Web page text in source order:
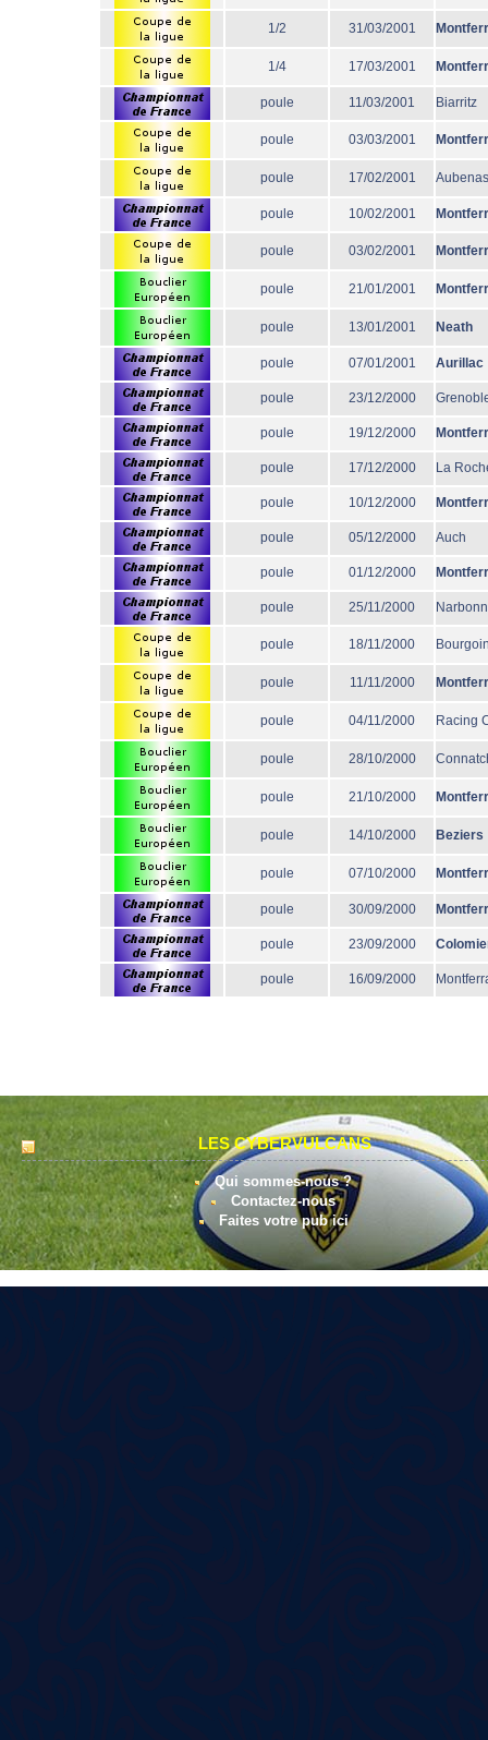
1/2 31/03/2001
1/4 17/03/2001
poule 11/03/2001 Biarritz
poule 03/03/2001
poule 17/02/2001 Aubenas
poule 10/02/2001
poule 03/02/2001
poule 21/01/2001
poule 13/01/2001 Neath
poule 07/01/2001 Aurillac
poule 23/12/2000
poule 19/12/2000
poule 17/12/2000 La
poule 10/12/2000
poule 05/12/2000 Auch
poule 01/12/2000
poule 25/11/2000
poule 18/11/2000
poule 11/11/2000
poule 04/11/2000 Racing
poule 28/10/2000
poule 21/10/2000
poule 14/10/2000 Beziers
poule 07/10/2000
poule 30/09/2000
poule 23/09/2000
poule 16/09/2000
LES CYBERVULCANS
Qui sommes-nous ?
Contactez-nous
Faites votre pub ici